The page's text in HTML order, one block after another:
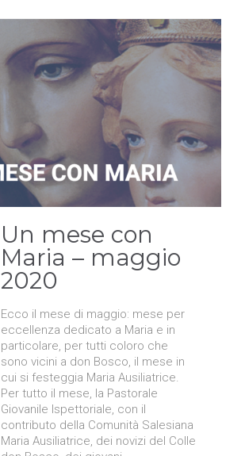
Un mese con
Maria – maggio
2020
Ecco il mese di maggio: mese per
eccellenza dedicato a Maria e in
particolare, per tutti coloro che
sono vicini a don Bosco, il mese in
cui si festeggia Maria Ausiliatrice.
Per tutto il mese, la Pastorale
Giovanile Ispettoriale, con il
contributo della Comunità Salesiana
Maria Ausiliatrice, dei novizi del Colle